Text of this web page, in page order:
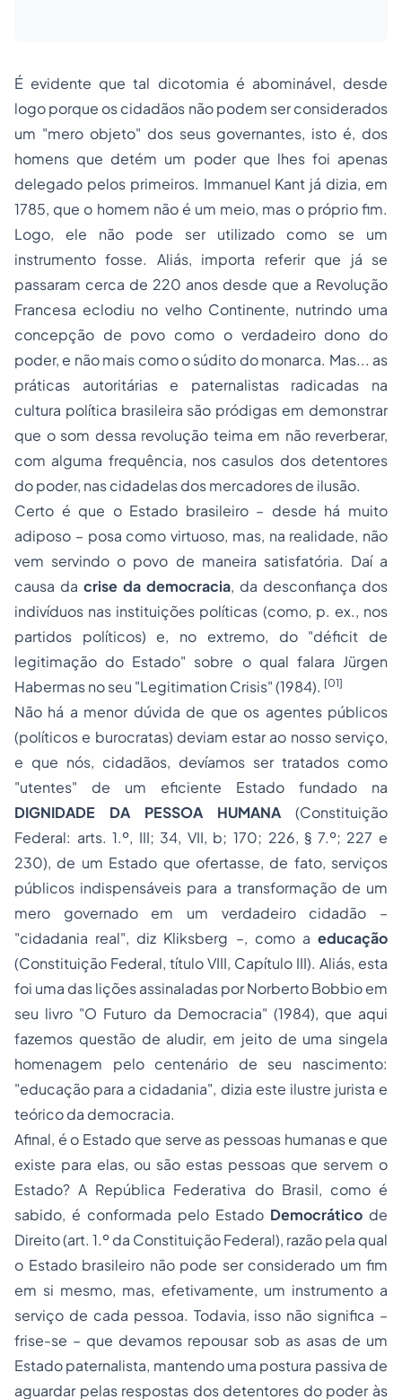
É evidente que tal dicotomia é abominável, desde
logo porque os cidadãos não podem ser considerados
um "mero objeto" dos seus governantes, isto é, dos
homens que detém um poder que lhes foi apenas
delegado pelos primeiros. Immanuel Kant já dizia, em
1785, que o homem não é um meio, mas o próprio fim.
Logo, ele não pode ser utilizado como se um
instrumento fosse. Aliás, importa referir que já se
passaram cerca de 220 anos desde que a Revolução
Francesa eclodiu no velho Continente, nutrindo uma
concepção de povo como o verdadeiro dono do
poder, e não mais como o súdito do monarca. Mas... as
práticas autoritárias e paternalistas radicadas na
cultura política brasileira são pródigas em demonstrar
que o som dessa revolução teima em não reverberar,
com alguma frequência, nos casulos dos detentores
do poder, nas cidadelas dos mercadores de ilusão.
Certo é que o Estado brasileiro – desde há muito
adiposo – posa como virtuoso, mas, na realidade, não
vem servindo o povo de maneira satisfatória. Daí a
causa da crise da democracia, da desconfiança dos
indivíduos nas instituições políticas (como, p. ex., nos
partidos políticos) e, no extremo, do "déficit de
legitimação do Estado" sobre o qual falara Jürgen
Habermas no seu "Legitimation Crisis" (1984). [01]
Não há a menor dúvida de que os agentes públicos
(políticos e burocratas) deviam estar ao nosso serviço,
e que nós, cidadãos, devíamos ser tratados como
"utentes" de um eficiente Estado fundado na
DIGNIDADE DA PESSOA HUMANA (Constituição
Federal: arts. 1.º, III; 34, VII, b; 170; 226, § 7.º; 227 e
230), de um Estado que ofertasse, de fato, serviços
públicos indispensáveis para a transformação de um
mero governado em um verdadeiro cidadão –
"cidadania real", diz Kliksberg –, como a educação
(Constituição Federal, título VIII, Capítulo III). Aliás, esta
foi uma das lições assinaladas por Norberto Bobbio em
seu livro "O Futuro da Democracia" (1984), que aqui
fazemos questão de aludir, em jeito de uma singela
homenagem pelo centenário de seu nascimento:
"educação para a cidadania", dizia este ilustre jurista e
teórico da democracia.
Afinal, é o Estado que serve as pessoas humanas e que
existe para elas, ou são estas pessoas que servem o
Estado? A República Federativa do Brasil, como é
sabido, é conformada pelo Estado Democrático de
Direito (art. 1.º da Constituição Federal), razão pela qual
o Estado brasileiro não pode ser considerado um fim
em si mesmo, mas, efetivamente, um instrumento a
serviço de cada pessoa. Todavia, isso não significa –
frise-se – que devamos repousar sob as asas de um
Estado paternalista, mantendo uma postura passiva de
aguardar pelas respostas dos detentores do poder às